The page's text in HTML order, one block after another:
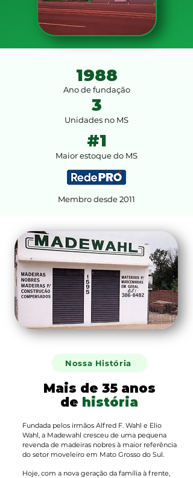
1988
Ano de fundação
3
Unidades no MS
#1
Maior estoque do MS
Membro desde 2011
Nossa História
Mais de 35 anos
de história
Fundada pelos irmãos Alfred F. Wahl e Elio
Wahl, a Madewahl cresceu de uma pequena
revenda de madeiras nobres à maior referência
do setor moveleiro em Mato Grosso do Sul.
Hoje, com a nova geração da família à frente,